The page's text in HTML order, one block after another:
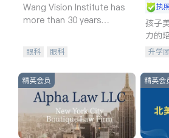
Wang Vision Institute has
more than 30 years
眼科 眼科
执
孩子
力的
的学
拥有
石。
升学
精英会员 精英会